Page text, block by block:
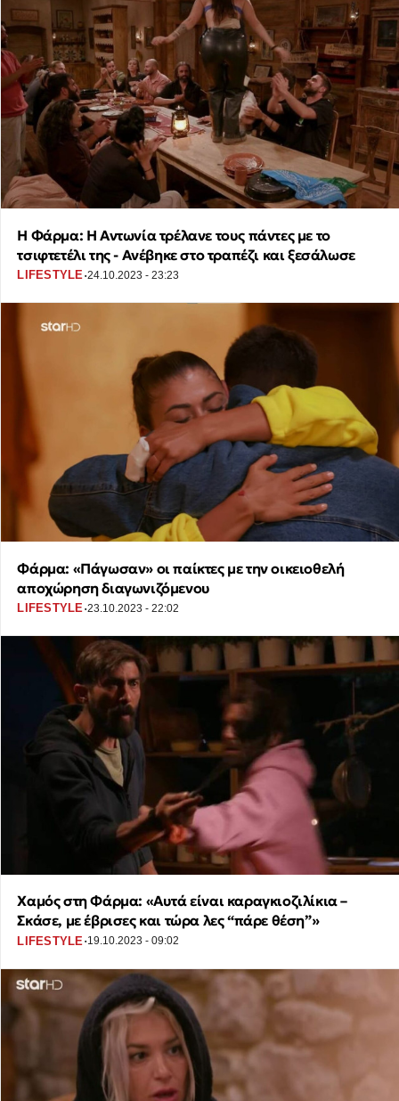
Η Φάρμα: Η Αντωνία τρέλανε τους πάντες με το
τσιφτετέλι της - Ανέβηκε στο τραπέζι και ξεσάλωσε
LIFESTYLE·24.10.2023 - 23:23
Φάρμα: «Πάγωσαν» οι παίκτες με την οικειοθελή
αποχώρηση διαγωνιζόμενου
LIFESTYLE·23.10.2023 - 22:02
Χαμός στη Φάρμα: «Αυτά είναι καραγκιοζιλίκια –
Σκάσε, με έβρισες και τώρα λες “πάρε θέση”»
LIFESTYLE ·19.10.2023 - 09:02